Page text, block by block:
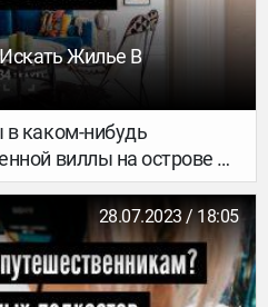
Жилье В
в каком-нибудь
виллы на острове –
которые помогут
для твоих каникул. Не
сайтами – перед
28.07.2023 / 18:05